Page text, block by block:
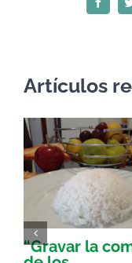
Artículos
“Gravar la